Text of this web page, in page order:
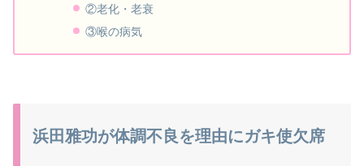
②老化・老衰
③喉の病気
浜田雅功が体調不良を理由にガキ使欠席